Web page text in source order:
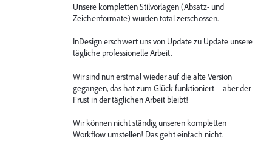
Unsere kompletten Stilvorlagen (Absatz- und
Zeichenformate) wurden total zerschossen.
InDesign erschwert uns von Update zu Update unsere
tägliche professionelle Arbeit.
Wir sind nun erstmal wieder auf die alte Version
gegangen, das hat zum Glück funktioniert – aber der
Frust in der täglichen Arbeit bleibt!
Wir können nicht ständig unseren kompletten
Workflow umstellen! Das geht einfach nicht.